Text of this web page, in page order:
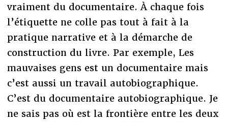
vraiment du documentaire. À chaque fois
l’étiquette ne colle pas tout à fait à la
pratique narrative et à la démarche de
construction du livre. Par exemple, Les
mauvaises gens est un documentaire mais
c’est aussi un travail autobiographique.
C’est du documentaire autobiographique. Je
ne sais pas où est la frontière entre les deux